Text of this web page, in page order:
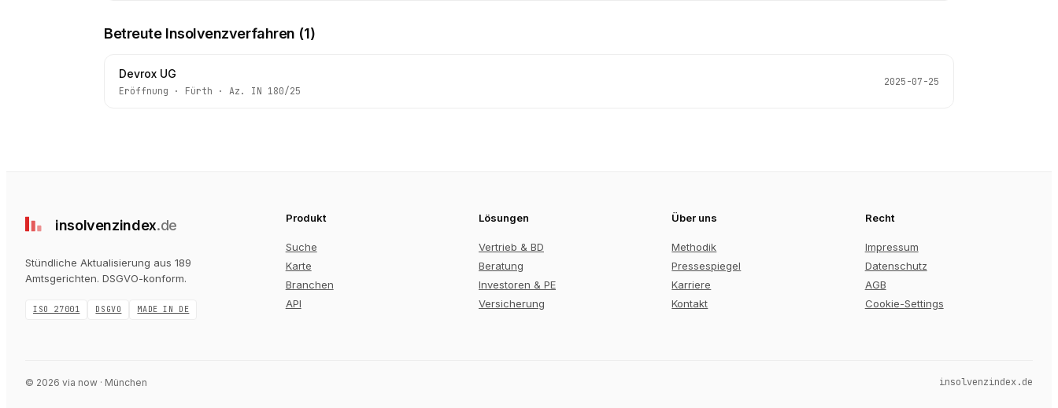
Betreute Insolvenzverfahren (1)
Devrox UG
Eröffnung · Fürth · Az. IN 180/25
2025-07-25
insolvenzindex.de
Stündliche Aktualisierung aus 189
Amtsgerichten. DSGVO-konform.
ISO 27001 DSGVO MADE IN DE
Produkt
Suche
Karte
Branchen
API
Lösungen
Vertrieb & BD
Beratung
Investoren & PE
Versicherung
Über uns
Methodik
Pressespiegel
Karriere
Kontakt
Recht
Impressum
Datenschutz
AGB
Cookie-Settings
© 2026 via now · München insolvenzindex.de